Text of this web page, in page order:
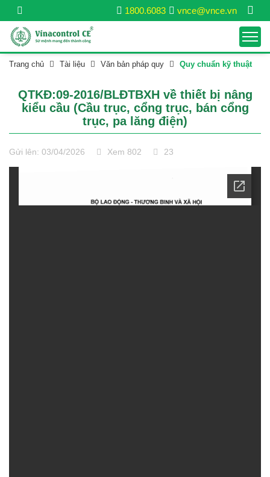
vnce@vnce.vn
1800.6083
Trang chủ Tài liệu Văn bản pháp quy Quy chuẩn kỹ thuật
QTKĐ:09-2016/BLĐTBXH về thiết bị nâng
kiểu cầu (Cầu trục, cổng trục, bán cổng
trục, pa lăng điện)
Gửi lên: 03/04/2026 Xem 802 23